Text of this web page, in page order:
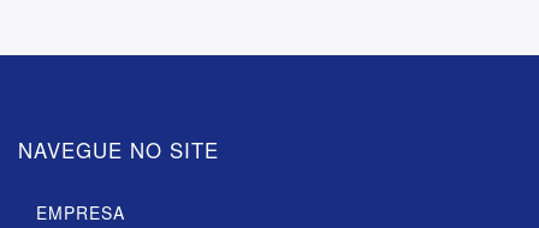
NAVEGUE NO SITE
EMPRESA